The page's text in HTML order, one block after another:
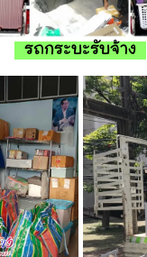
รถกระบะรับจ้าง